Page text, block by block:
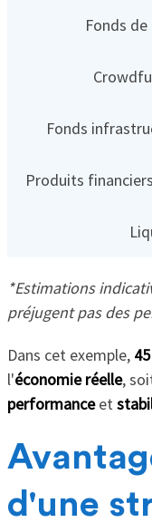
Fonds
Fonds
Produits
*Estimations
préjugent pas des
Dans cet exemple,
l'économie réelle,
performanceet
d'une